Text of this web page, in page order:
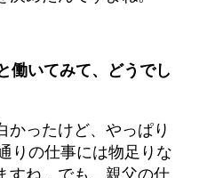
いてみて、どうでし
かったけど、やっぱり
りの仕事には物足りな
すね。でも、親父の仕